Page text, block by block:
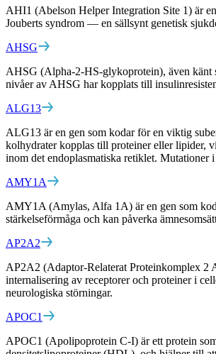
AHI1 (Abelson Helper Integration Site 1) är
Jouberts syndrom — en sällsynt genetisk
AHSG
AHSG (Alpha-2-HS-glykoprotein), även känt
nivåer av AHSG har kopplats till
ALG13
ALG13 är en gen som kodar för en viktig
kolhydrater kopplas till proteiner eller lipider,
inom det endoplasmatiska retiklet.
AMY1A
AMY1A (Amylas, Alfa 1A) är en gen som
stärkelseförmåga och kan påverka
AP2A2
AP2A2 (Adaptor-Relaterat Proteinkomplex 2
internalisering av receptorer och proteiner i
neurologiska störningar.
APOC1
APOC1 (Apolipoprotein C-I) är ett protein